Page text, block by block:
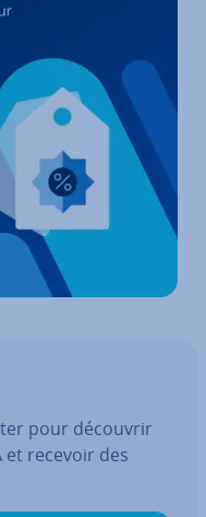
pour découvrir
et recevoir des